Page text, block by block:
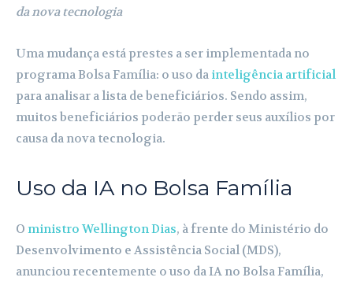
da nova tecnologia
Uma mudança está prestes a ser implementada no
programa Bolsa Família: o uso da inteligência artificial
para analisar a lista de beneficiários. Sendo assim,
muitos beneficiários poderão perder seus auxílios por
causa da nova tecnologia.
Uso da IA no Bolsa Família
O ministro Wellington Dias, à frente do Ministério do
Desenvolvimento e Assistência Social (MDS),
anunciou recentemente o uso da IA no Bolsa Família,